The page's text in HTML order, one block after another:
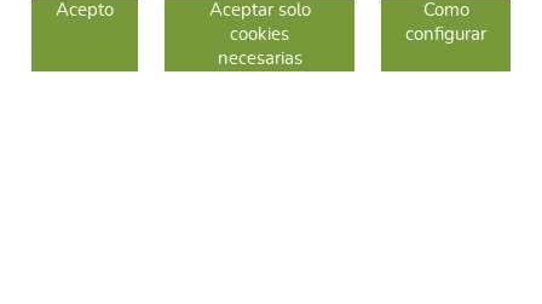
CAMBIOS Y DEVOLUCIONES
Acepto
Aceptar solo
cookies
necesarias
Como
configurar